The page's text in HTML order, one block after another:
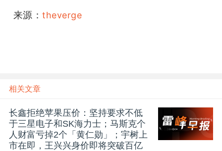
来源：theverge
相关文章
长鑫拒绝苹果压价：坚持要求不低
于三星电子和SK海力士；马斯克个
人财富亏掉2个「黄仁勋」；宇树上
市在即，王兴兴身价即将突破百亿